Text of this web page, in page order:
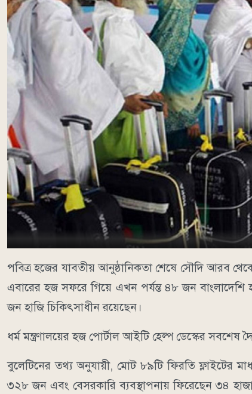
পবিত্র হজের যাবতীয় আনুষ্ঠানিকতা শেষে সৌদি আরব
এবারের হজ সফরে গিয়ে এখন পর্যন্ত ৪৮ জন
জন হাজি চিকিৎসাধীন রয়েছেন।
ধর্ম মন্ত্রণালয়ের হজ পোর্টাল আইটি হেল্প ডেস্কের সবশেষ
বুলেটিনের তথ্য অনুযায়ী, মোট ৮৯টি ফিরতি ফ্লাইটের
৩২৮ জন এবং বেসরকারি ব্যবস্থাপনায় ফিরেছেন ৩৪